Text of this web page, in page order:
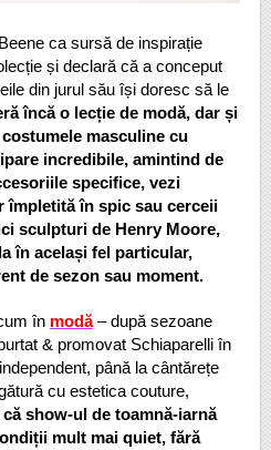
ca sursă de inspirație
și declară că a conceput
din jurul său își doresc să le
încă o lecție de modă, dar și
masculine cu
incredibile, amintind de
specifice, vezi
împletită în spic sau cerceii
sculpturi de Henry Moore,
în același fel particular,
de sezon sau moment.
în modă– după sezoane
& promovat Schiaparelli în
până la cântărețe
cu estetica couture,
show-ul de toamnă-iarnă
mult mai quiet, fără